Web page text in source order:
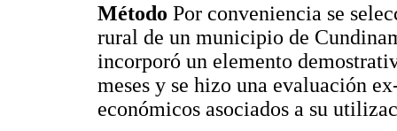
Método Por conveniencia se
rural de un municipio de
incorporó un elemento
meses y se hizo una evaluación
económicos asociados a su